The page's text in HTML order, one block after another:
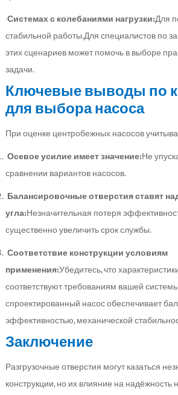
·Системах с колебаниями нагрузки:Для
стабильной работы.Для специалистов по
этих сценариев может помочь в выборе
задачи.
Ключевые выводы по
для выбора насоса
При оценке центробежных насосов
Осевое усилие имеет значение:Не
сравнении вариантов насосов.
Балансировочные отверстия ставят
угла:Незначительная потеря
существенно увеличить срок службы.
Соответствие конструкции условиям
применения:Убедитесь, что
соответствуют требованиям вашей
спроектированный насос обеспечивает
эффективностью, механической
Заключение
Разгрузочные отверстия могут казаться
конструкции, но их влияние на надёжность